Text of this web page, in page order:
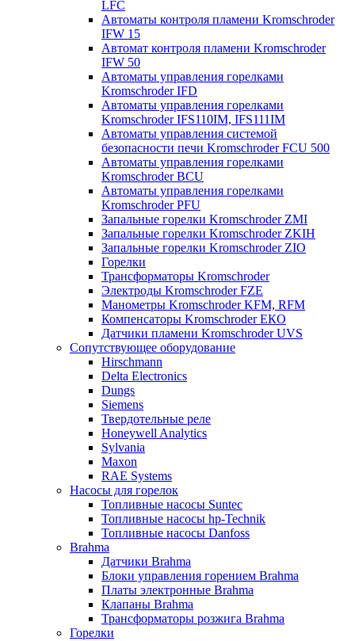
LFC
Автоматы контроля пламени Kromschroder
IFW 15
Автомат контроля пламени Kromschroder
IFW 50
Автоматы управления горелками
Kromschroder IFD
Автоматы управления горелками
Kromschroder IFS110IM, IFS111IM
Автоматы управления системой
безопасности печи Kromschroder FCU 500
Автоматы управления горелками
Kromschroder BCU
Автоматы управления горелками
Kromschroder PFU
Запальные горелки Kromschroder ZМI
Запальные горелки Kromschroder ZKIH
Запальные горелки Kromschroder ZIO
Горелки
Трансформаторы Kromschroder
Электроды Kromschroder FZE
Манометры Kromschroder KFM, RFM
Компенсаторы Kromschroder ЕКО
Датчики пламени Kromschroder UVS
Сопутствующее оборудование
Hirschmann
Delta Electronics
Dungs
Siemens
Твердотельные реле
Honeywell Analytics
Sylvania
Maxon
RAE Systems
Насосы для горелок
Топливные насосы Suntec
Топливные насосы hp-Technik
Топливные насосы Danfoss
Brahma
Датчики Brahma
Блоки управления горением Brahma
Платы электронные Brahma
Клапаны Brahma
Трансформаторы розжига Brahma
Горелки